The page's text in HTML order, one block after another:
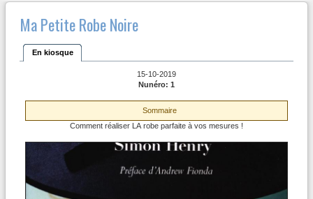
Ma Petite Robe Noire
En kiosque
15-10-2019
Nunéro: 1
Sommaire
Comment réaliser LA robe parfaite à vos mesures !